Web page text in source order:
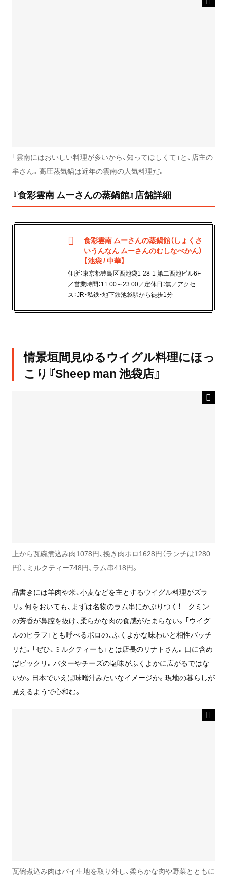
「雲南にはおいしい料理が多いから、知ってほしくて」と、店主の
牟さん。高圧蒸気鍋は近年の雲南の人気料理だ。
『食彩雲南 ムーさんの蒸鍋館』店舗詳細
食彩雲南 ムーさんの蒸鍋館（しょくさ
いうんなん ムーさんのむしなべかん）
【池袋 / 中華】
住所：東京都豊島区西池袋1-28-1 第二西池ビル6F
／営業時間：11:00～23:00／定休日：無／アクセ
ス：JR・私鉄・地下鉄池袋駅から徒歩1分
情景垣間見ゆるウイグル料理にほっ
こり『Sheep man 池袋店』
上から瓦碗煮込み肉1078円、挽き肉ポロ1628円（ランチは1280
円）、ミルクティー748円、ラム串418円。
品書きには羊肉や米、小麦などを主とするウイグル料理がズラ
リ。何をおいても、まずは名物のラム串にかぶりつく！ クミン
の芳香が鼻腔を抜け、柔らかな肉の食感がたまらない。「ウイグ
ルのピラフ」とも呼べるポロの、ふくよかな味わいと相性バッチ
リだ。「ぜひ、ミルクティーも」とは店長のリナトさん。口に含め
ばビックリ。バターやチーズの塩味がふくよかに広がるではな
いか。日本でいえば味噌汁みたいなイメージか。現地の暮らしが
見えるようで心和む。
瓦碗煮込み肉はパイ生地を取り外し、柔らかな肉や野菜とともに